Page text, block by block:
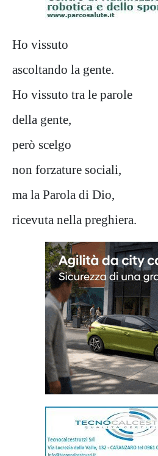
Ho vissuto
ascoltando la gente.
Ho vissuto tra le parole
della gente,
però scelgo
non forzature sociali,
ma la Parola di Dio,
ricevuta nella preghiera.